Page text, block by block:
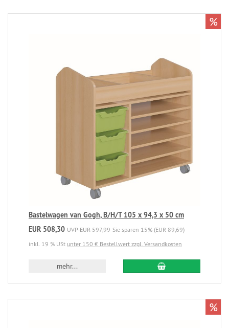
Bastelwagen van Gogh, B/H/T 105 x 94,3 x 50 cm
EUR 508,30 UVP EUR 597,99 Sie sparen 15% (EUR 89,69)
inkl. 19 % USt unter 150 € Bestellwert zzgl. Versandkosten
mehr...
%
%